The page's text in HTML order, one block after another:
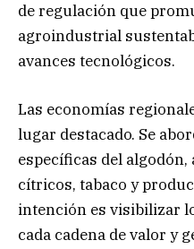
de regulación que
agroindustrial
avances tecnológicos.
Las economías
lugar destacado. Se
específicas del algodón,
cítricos, tabaco y
intención es visibilizar
cada cadena de valor y